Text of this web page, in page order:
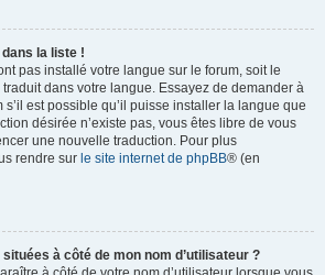
dans la liste !
pas installé votre langue sur le forum, soit le
traduit dans votre langue. Essayez de demander à
est possible qu’il puisse installer la langue que
désirée n’existe pas, vous êtes libre de vous
une nouvelle traduction. Pour plus
rendre sur le site internet de phpBB® (en
à côté de mon nom d’utilisateur ?